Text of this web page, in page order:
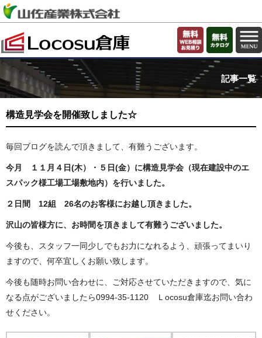
記事一覧
構造見学会を開催致しました☆
毎回ブログを読んで頂きまして、有難うございます。
今月 １１月４日(木）・５日(金）に構造見学会（現在建設中のエ
スパック様工場工場敷地内）を行いました。
２日間 12組 26名のお客様にお越し頂きました。
沢山の皆様方に、お時間を頂きまして有難うございました。
今後も、スタッフ一同少しでもお力になれるよう、頑張ってまいり
ますので、何卒宜しくお願い致します。
今後も随時お問い合わせに、ご対応させていただきますので、気に
なる点がございましたら0994-35-1120 Ｌocosu倉庫迄お問い合わ
せください。